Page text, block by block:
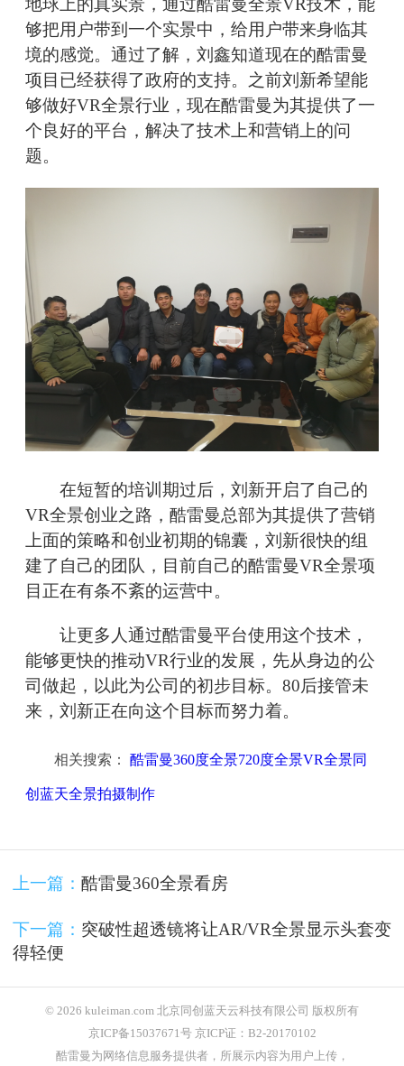
地球上的真实景，通过酷雷曼全景VR技术，能
够把用户带到一个实景中，给用户带来身临其
境的感觉。通过了解，刘鑫知道现在的酷雷曼
项目已经获得了政府的支持。之前刘新希望能
够做好VR全景行业，现在酷雷曼为其提供了一
个良好的平台，解决了技术上和营销上的问
题。
在短暂的培训期过后，刘新开启了自己的
VR全景创业之路，酷雷曼总部为其提供了营销
上面的策略和创业初期的锦囊，刘新很快的组
建了自己的团队，目前自己的酷雷曼VR全景项
目正在有条不紊的运营中。
让更多人通过酷雷曼平台使用这个技术，
能够更快的推动VR行业的发展，先从身边的公
司做起，以此为公司的初步目标。80后接管未
来，刘新正在向这个目标而努力着。
相关搜索： 酷雷曼360度全景720度全景VR全景同
创蓝天全景拍摄制作
上一篇： 酷雷曼360全景看房
下一篇： 突破性超透镜将让AR/VR全景显示头套变
得轻便
© 2026 kuleiman.com 北京同创蓝天云科技有限公司 版权所有
京ICP备15037671号 京ICP证：B2-20170102
酷雷曼为网络信息服务提供者，所展示内容为用户上传，